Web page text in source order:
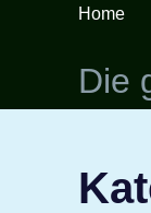
Home
Die